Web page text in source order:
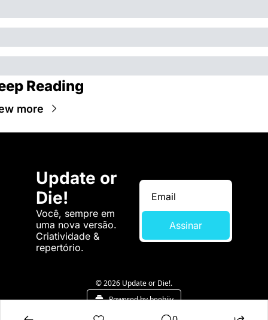
Reading
more
Update or
Die!
Você, sempre em
uma nova versão.
Criatividade &
repertório.
Assinar
© 2026 Update or Die!.
Powered by beehiiv